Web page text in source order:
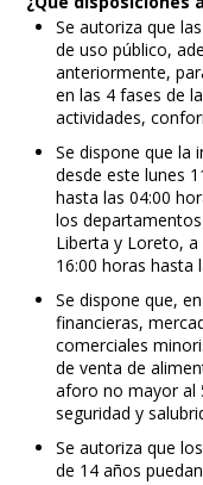
Se autoriza que
de uso público,
anteriormente,
en las 4 fases de
actividades,
Se dispone que la
desde este lunes
hasta las 04:00
los
Liberta y Loreto, a
16:00 horas hasta
Se dispone que,
financieras,
comerciales
de venta de
aforo no mayor al
seguridad y
Se autoriza que
de 14 años